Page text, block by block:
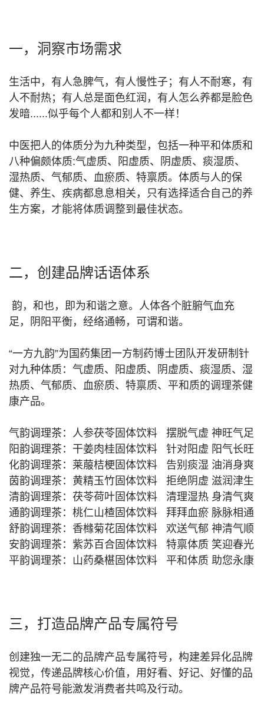
一，洞察市场需求
生活中，有人急脾气，有人慢性子；有人不耐寒，有
人不耐热；有人总是面色红润，有人怎么养都是脸色
发暗......似乎每个人都和别人不一样！
中医把人的体质分为九种类型，包括一种平和体质和
八种偏颇体质:气虚质、阳虚质、阴虚质、痰湿质、
湿热质、气郁质、血瘀质、特禀质。体质与人的保
健、养生、疾病都息息相关，只有选择适合自己的养
生方案，才能将体质调整到最佳状态。
二，创建品牌话语体系
韵，和也，即为和谐之意。人体各个脏腑气血充
足，阴阳平衡，经络通畅，可谓和谐。
“一方九韵”为国药集团一方制药博士团队开发研制针
对九种体质：气虚质、阳虚质、阴虚质、痰湿质、湿
热质、气郁质、血瘀质、特禀质、平和质的调理茶健
康产品。
气韵调理茶：人参茯苓固体饮料 摆脱气虚 神旺气足
阳韵调理茶：干姜肉桂固体饮料 针对阳虚 阳气长旺
化韵调理茶：莱菔桔梗固体饮料 告别痰湿 油消身爽
茵韵调理茶：黄精玉竹固体饮料 拒绝阴虚 滋润津生
清韵调理茶：茯苓荷叶固体饮料 清理湿热 身清气爽
通韵调理茶：桃仁山楂固体饮料 拜拜血瘀 脉脉相通
舒韵调理茶：香橼菊花固体饮料 欢送气郁 神清气顺
安韵调理茶：紫苏百合固体饮料 特禀体质 笑迎春光
平韵调理茶：山药桑椹固体饮料 平和体质 助您永康
三，打造品牌产品专属符号
创建独一无二的品牌产品专属符号，构建差异化品牌
视觉，传递品牌核心价值，用好看、好记、好懂的品
牌产品符号能激发消费者共鸣及行动。